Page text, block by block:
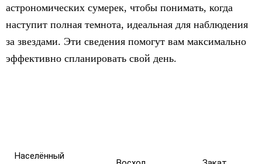
астрономических сумерек, чтобы понимать, когда
наступит полная темнота, идеальная для наблюдения
за звездами. Эти сведения помогут вам максимально
эффективно спланировать свой день.
Населённый